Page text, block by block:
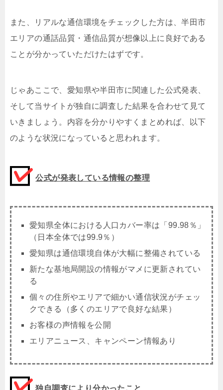
また、リアルな通信環境をチェックした方は、半田市
エリアの通話品質・通信品質が想像以上に良好である
ことが分かっていただけたはずです。
じゃあここで、愛知県や半田市に関連した公式発表、
そして当サイトが独自に調査した結果を合わせて見て
いきましょう。内容を分かりやすくまとめれば、以下
のような状況になっていると思われます。
公式が発表している情報の整理
愛知県全体における人口カバー率は「 99.98 ％」
（日本全体では99.9％）
愛知県は通信環境自体が大幅に整備されている
新たな基地局開設の情報がマメに更新されてい
る
個々の住所やエリアで細かい通信状況がチェッ
クできる（多くのエリアで良好な結果）
お客様の声情報を公開
エリアニュース、キャンペーン情報あり
独自調査により分かったこと